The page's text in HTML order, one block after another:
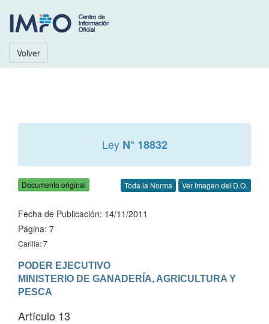
Volver
Ley N° 18832
Documento original Toda la Norma Ver Imagen del D.O.
Fecha de Publicación: 14/11/2011
Página: 7
Carilla: 7
PODER EJECUTIVO
MINISTERIO DE GANADERÍA, AGRICULTURA Y
Artículo 13